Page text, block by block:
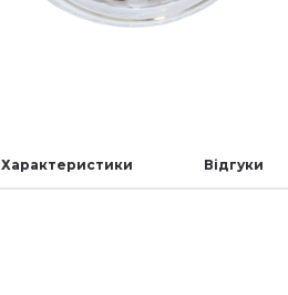
Характеристики Відгуки